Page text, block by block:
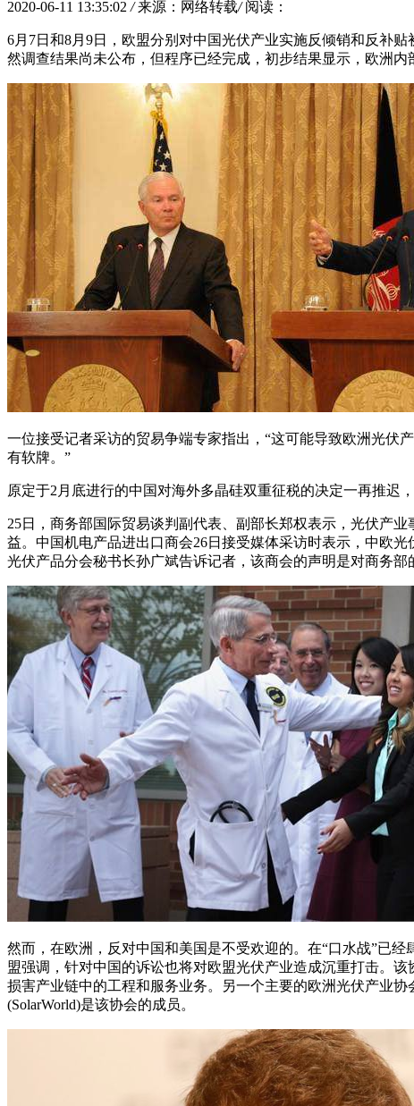
2020-06-11 13:35:02 / 来源：网络转载/ 阅读：
6月7日和8月9日，欧盟分别对中国光伏产业实施反倾销和反补
然调查结果尚未公布，但程序已经完成，初步结果显示，欧洲内
一位接受记者采访的贸易争端专家指出，“这可能导致欧洲光伏
有软牌。”
原定于2月底进行的中国对海外多晶硅双重征税的决定一再推迟
25日，商务部国际贸易谈判副代表、副部长郑权表示，光伏产
益。中国机电产品进出口商会26日接受媒体采访时表示，中欧
光伏产品分会秘书长孙广斌告诉记者，该商会的声明是对商务
然而，在欧洲，反对中国和美国是不受欢迎的。在“口水战”已
盟强调，针对中国的诉讼也将对欧盟光伏产业造成沉重打击。
损害产业链中的工程和服务业务。另一个主要的欧洲光伏产业
(SolarWorld)是该协会的成员。